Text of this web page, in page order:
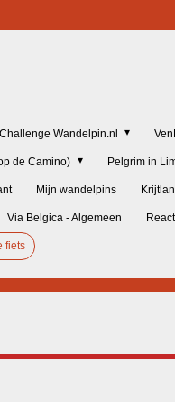
Wandelpin.nl
de Camino) Pelgrim in
Mijn wandelpins
Via Belgica - Algemeen
fiets